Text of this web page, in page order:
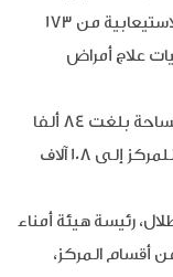
لمركز الحسين للسرطان، لتتضاعف طاقته الاستيعابية من 173
علاج أمراض
وشملت التوسعة إنشاء مبنيين جديدين، بمساحة بلغت 84 ألفا
و700 متر مربع، لتتضاعف المساحة الإجمالية للمركز إلى 108 آلاف
رئيسة هيئة أمناء
أقسام المركز،